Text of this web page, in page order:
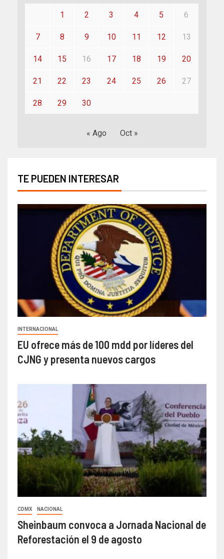
1 2 3 4 5 6
7 8 9 10 11 12 13
14 15 16 17 18 19 20
21 22 23 24 25 26 27
28 29 30
« Ago Oct »
TE PUEDEN INTERESAR
INTERNACIONAL
EU ofrece más de 100 mdd por líderes del
CJNG y presenta nuevos cargos
CDMX NACIONAL
Sheinbaum convoca a Jornada Nacional de
Reforestación el 9 de agosto